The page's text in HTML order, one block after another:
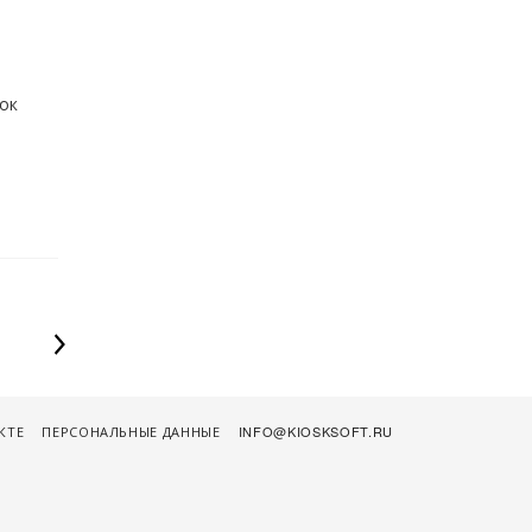
ПЕРСОНАЛЬНЫЕ ДАННЫЕ INFO@KIOSKSOFT.RU